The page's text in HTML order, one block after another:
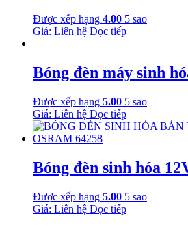
Được xếp hạng 4.00 5 sao
Giá: Liên hệ Đọc tiếp
Bóng đèn máy sinh
Được xếp hạng 5.00 5 sao
Giá: Liên hệ Đọc tiếp
Bóng đèn sinh hóa
Được xếp hạng 5.00 5 sao
Giá: Liên hệ Đọc tiếp